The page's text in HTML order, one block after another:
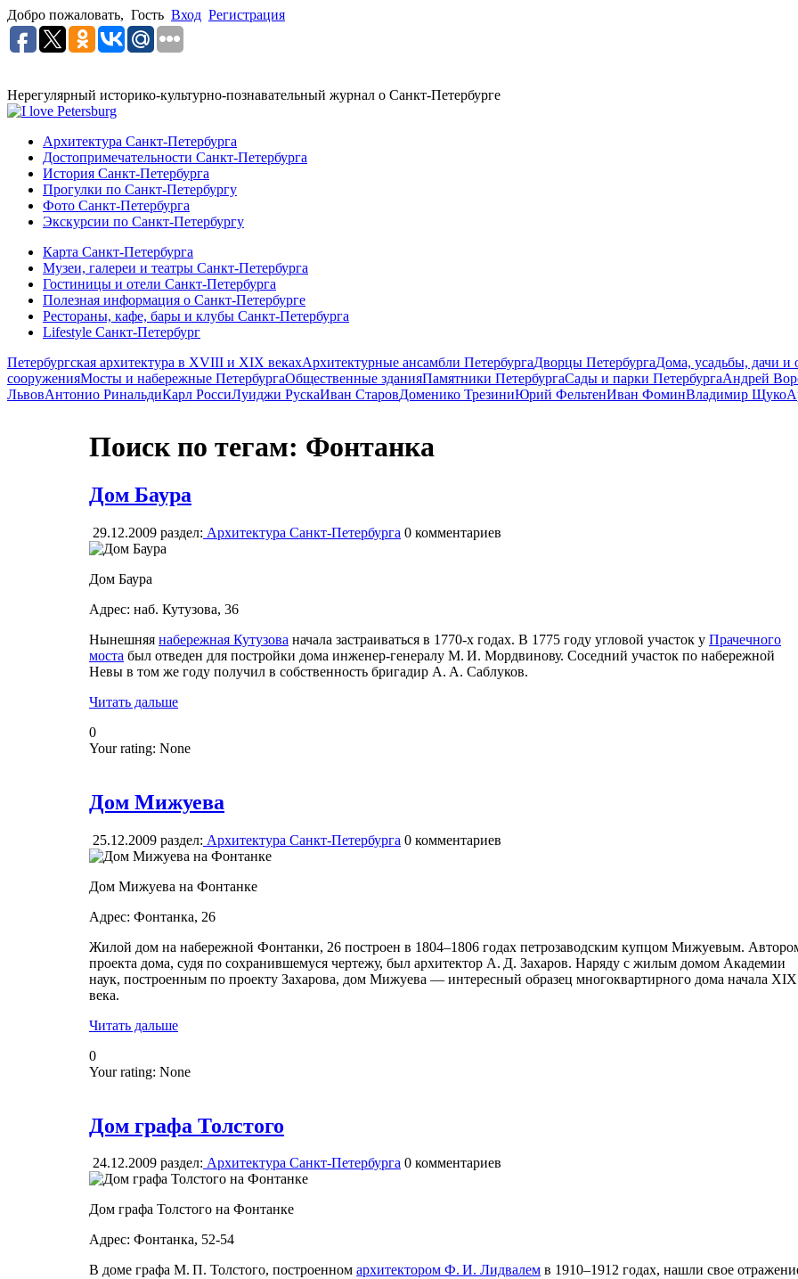
Добро пожаловать, Гость Вход Регистрация
Нерегулярный историко-культурно-познавательный журнал о Санкт-Петербурге
Архитектура Санкт-Петербурга
Достопримечательности Санкт-Петербурга
История Санкт-Петербурга
Прогулки по Санкт-Петербургу
Фото Санкт-Петербурга
Экскурсии по Санкт-Петербургу
Карта Санкт-Петербурга
Музеи, галереи и театры Санкт-Петербурга
Гостиницы и отели Санкт-Петербурга
Полезная информация о Санкт-Петербурге
Рестораны, кафе, бары и клубы Санкт-Петербурга
Lifestyle Санкт-Петербург
Петербургская архитектура в XVIII и XIX векахАрхитектурные ансамбли ПетербургаДворцы ПетербургаДома, усадьбы, дачи и
сооруженияМосты и набережные ПетербургаОбщественные зданияПамятники ПетербургаСады и парки ПетербургаАндрей
ЛьвовАнтонио РинальдиКарл РоссиЛуиджи РускаИван СтаровДоменико ТрезиниЮрий ФельтенИван ФоминВладимир Щуко
Поиск по тегам: Фонтанка
Дом Баура
29.12.2009 раздел: Архитектура Санкт-Петербурга 0 комментариев
Дом Баура
Адрес: наб. Кутузова, 36
Нынешняя набережная Кутузова начала застраиваться в 1770-х годах. В 1775 году угловой участок у Прачечного
моста был отведен для постройки дома инженер-генералу М. И. Мордвинову. Соседний участок по набережной
Невы в том же году получил в собственность бригадир А. А. Саблуков.
Читать дальше
0
Your rating: None
Дом Мижуева
25.12.2009 раздел: Архитектура Санкт-Петербурга 0 комментариев
Дом Мижуева на Фонтанке
Адрес: Фонтанка, 26
Жилой дом на набережной Фонтанки, 26 построен в 1804–1806 годах петрозаводским купцом Мижуевым.
проекта дома, судя по сохранившемуся чертежу, был архитектор А. Д. Захаров. Наряду с жилым домом Академии
наук, построенным по проекту Захарова, дом Мижуева — интересный образец многоквартирного дома начала XIX
века.
Читать дальше
0
Your rating: None
Дом графа Толстого
24.12.2009 раздел: Архитектура Санкт-Петербурга 0 комментариев
Дом графа Толстого на Фонтанке
Адрес: Фонтанка, 52-54
В доме графа М. П. Толстого, построенном архитектором Ф. И. Лидвалем в 1910–1912 годах, нашли свое